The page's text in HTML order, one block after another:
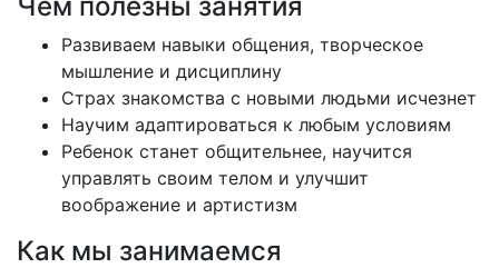
Развиваем навыки общения, творческое
мышление и дисциплину
Страх знакомства с новыми людьми исчезнет
Научим адаптироваться к любым условиям
Ребенок станет общительнее, научится
управлять своим телом и улучшит
воображение и артистизм
Как мы занимаемся